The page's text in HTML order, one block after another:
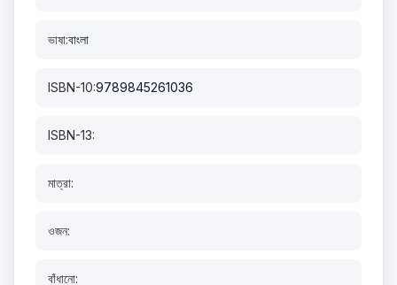
ভাষা:বাংলা
ISBN-10:9789845261036
ISBN-13:
মাত্রা:
ওজন:
বাঁধানো: